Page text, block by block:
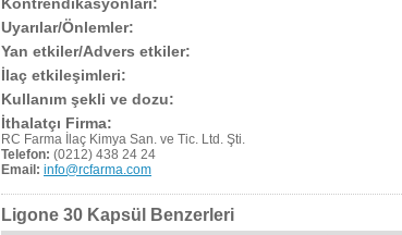
Uyarılar/Önlemler:
Yan etkiler/Advers etkiler:
İlaç etkileşimleri:
Kullanım şekli ve dozu:
İthalatçı Firma:
RC Farma İlaç Kimya San. ve Tic. Ltd. Şti.
Telefon: (0212) 438 24 24
Email: info@rcfarma.com
Ligone 30 Kapsül Benzerleri